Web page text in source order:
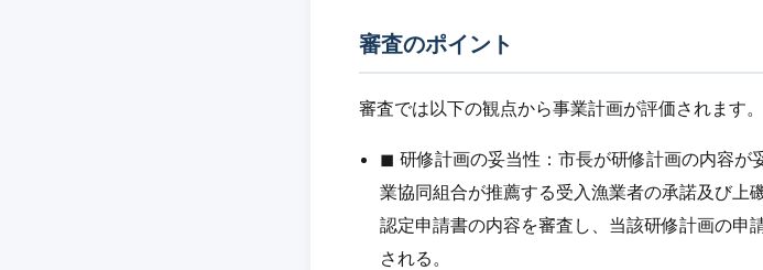
審査のポイント
審査では以下の観点から事業計画が評価されます。
◼︎ 研修計画の妥当性：市長が研修計画の内容が
業協同組合が推薦する受入漁業者の承諾及び上
認定申請書の内容を審査し、当該研修計画の申
される。